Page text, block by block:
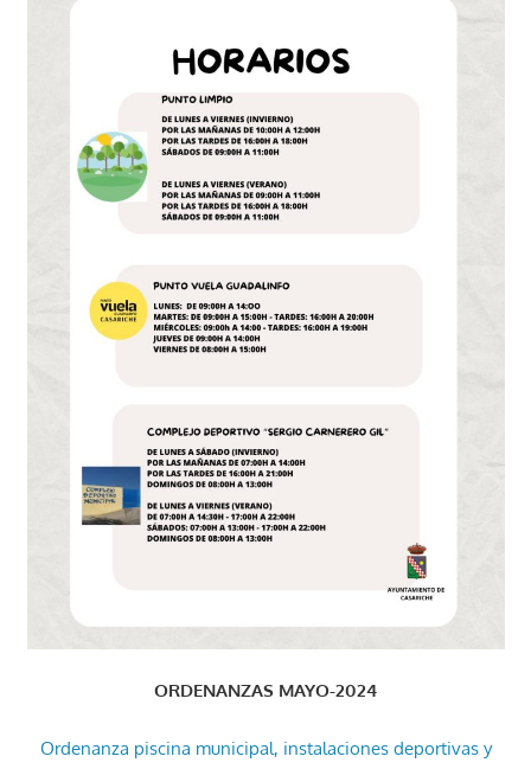
ORDENANZAS MAYO-2024
Ordenanza piscina municipal, instalaciones deportivas y